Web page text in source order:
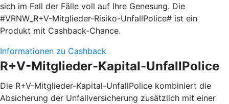
sich im Fall der Fälle voll auf Ihre Genesung. Die
#VRNW_R+V-Mitglieder-Risiko-UnfallPolice# ist ein
Produkt mit Cashback-Chance.
Informationen zu Cashback
R+V-Mitglieder-Kapital-UnfallPolice
Die R+V-Mitglieder-Kapital-UnfallPolice kombiniert die
Absicherung der Unfallversicherung zusätzlich mit einer